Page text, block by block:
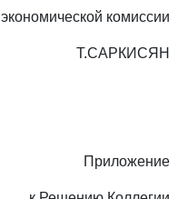
комиссии
Т.САРКИСЯН
Приложение